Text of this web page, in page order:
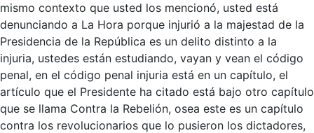
mismo contexto que usted los mencionó, usted está
denunciando a La Hora porque injurió a la majestad de la
Presidencia de la República es un delito distinto a la
injuria, ustedes están estudiando, vayan y vean el código
penal, en el código penal injuria está en un capítulo, el
artículo que el Presidente ha citado está bajo otro capítulo
que se llama Contra la Rebelión, osea este es un capítulo
contra los revolucionarios que lo pusieron los dictadores,